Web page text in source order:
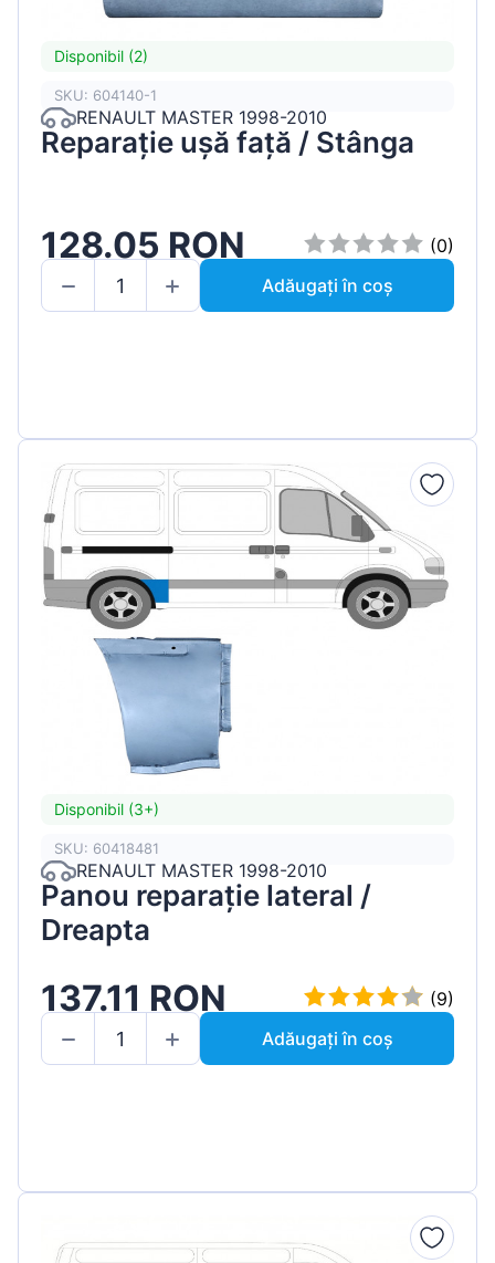
Disponibil (2)
SKU: 604140-1
RENAULT MASTER 1998-2010
Reparație ușă față / Stânga
128.05 RON
(0)
Adăugați în coș
Disponibil (3+)
SKU: 60418481
RENAULT MASTER 1998-2010
Panou reparație lateral /
Dreapta
137.11 RON
(9)
Adăugați în coș